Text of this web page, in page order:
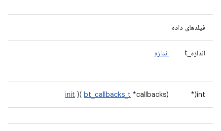
فیلدهای داده
اندازه_t اندازه
int(*
init )( bt_callbacks_t *callbacks)